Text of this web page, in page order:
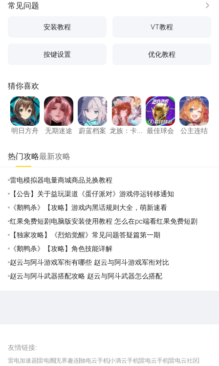
常见问题 更多
安装教程 VT教程
按键设置 优化教程
猜你喜欢
明日方舟
明日方舟
无期迷途
无期迷途
蔚蓝档案
蔚蓝档案
龙族：卡塞尔之门
龙族：卡
最佳球会
最佳球会
公主连
公主连结
热门攻略最新攻略
雷电模拟器电量商城商品兑换教程
【公告】关于益玩渠道《蛋仔派对》游戏停运转移通知
《鹅鸭杀》【攻略】游戏内黑话规则大全，萌新速看
红果免费短剧电脑版安装使用教程 怎么在pc端看红果免费短剧
【独家攻略】《烈焰觉醒》常见问题答疑篇第一期
《鹅鸭杀》【攻略】角色技能详解
赵云与阿斗游戏军衔有哪些 赵云与阿斗游戏军衔对比
赵云与阿斗武器搭配攻略 赵云与阿斗武器怎么搭配
友情链接:
雷电加速器雷电圈无界趣连驰电云手机小滴云手机雷电云手机雷电云社区